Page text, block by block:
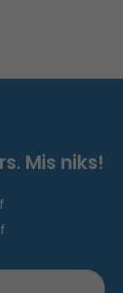
Mis niks!